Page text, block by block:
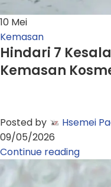
10 Mei
Kemasan
Hindari 7
Kemasan
Posted by
Hsemei
09/05/2026
Continue reading